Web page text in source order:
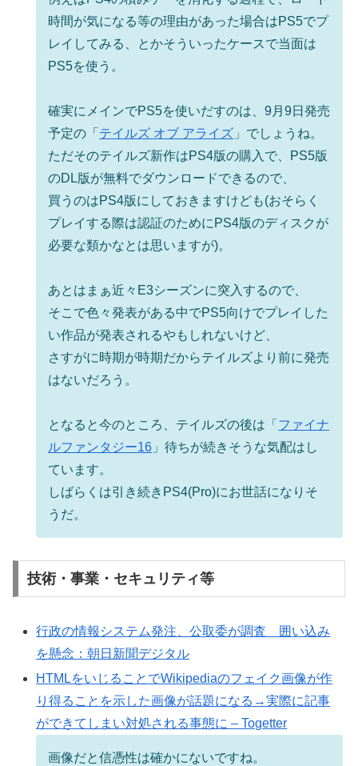
時間が気になる等の理由があった場合はPS5でプ
レイしてみる、とかそういったケースで当面は
PS5を使う。
確実にメインでPS5を使いだすのは、9月9日発売
予定の「 テイルズ オブ アライズ 」でしょうね。
ただそのテイルズ新作はPS4版の購入で、PS5版
のDL版が無料でダウンロードできるので、
買うのはPS4版にしておきますけども(おそらく
プレイする際は認証のためにPS4版のディスクが
必要な類かなとは思いますが)。
あとはまぁ近々E3シーズンに突入するので、
そこで色々発表がある中でPS5向けでプレイした
い作品が発表されるやもしれないけど、
さすがに時期が時期だからテイルズより前に発売
はないだろう。
となると今のところ、テイルズの後は「 ファイナ
ルファンタジー16 」待ちが続きそうな気配はし
ています。
しばらくは引き続きPS4(Pro)にお世話になりそ
うだ。
技術・事業・セキュリティ等
行政の情報システム発注、公取委が調査 囲い込み
を懸念：朝日新聞デジタル
HTMLをいじることでWikipediaのフェイク画像が作
り得ることを示した画像が話題になる→実際に記事
ができてしまい対処される事態に – Togetter
画像だと信憑性は確かにないですね。